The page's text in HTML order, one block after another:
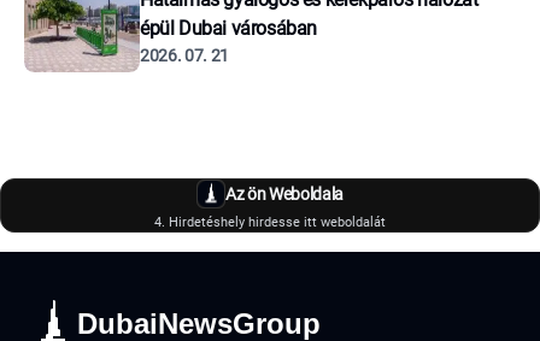
épül Dubai városában
2026. 07. 21
Az ön Weboldala
4. Hirdetéshely hirdesse itt weboldalát
DubaiNewsGroup